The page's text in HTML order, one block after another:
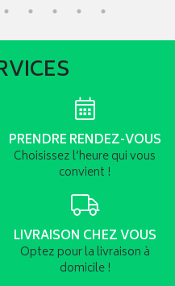
PRENDRE RENDEZ-VOUS
Choisissez l’heure qui vous
convient !
LIVRAISON CHEZ VOUS
Optez pour la livraison à
domicile !